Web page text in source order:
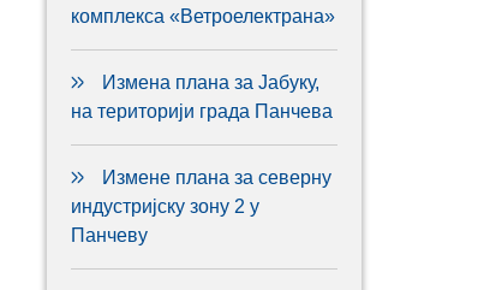
комплекса «Ветроелектрана»
Измена плана за Јабуку,
на територији града Панчева
Измене плана за северну
индустријску зону 2 у
Панчеву